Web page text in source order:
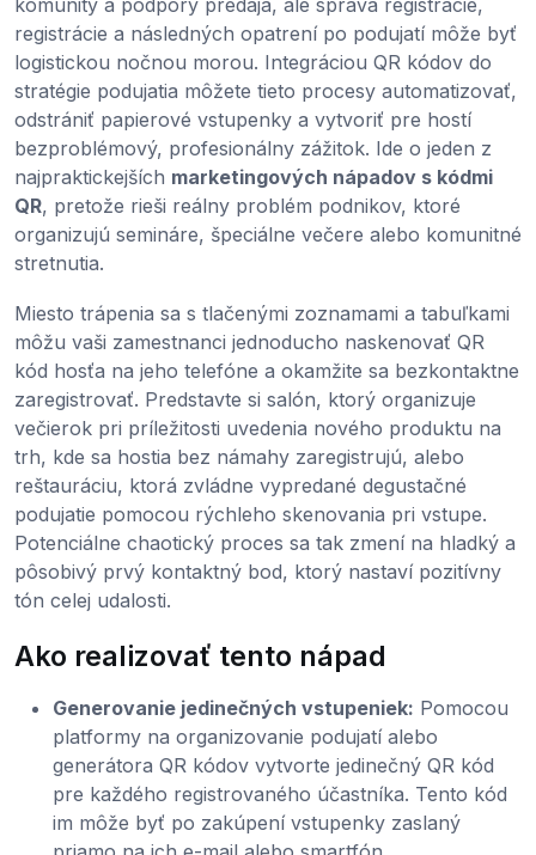
komunity a podpory predaja, ale správa registrácie,
registrácie a následných opatrení po podujatí môže byť
logistickou nočnou morou. Integráciou QR kódov do
stratégie podujatia môžete tieto procesy automatizovať,
odstrániť papierové vstupenky a vytvoriť pre hostí
bezproblémový, profesionálny zážitok. Ide o jeden z
najpraktickejších marketingových nápadov s kódmi
QR, pretože rieši reálny problém podnikov, ktoré
organizujú semináre, špeciálne večere alebo komunitné
stretnutia.
Miesto trápenia sa s tlačenými zoznamami a tabuľkami
môžu vaši zamestnanci jednoducho naskenovať QR
kód hosťa na jeho telefóne a okamžite sa bezkontaktne
zaregistrovať. Predstavte si salón, ktorý organizuje
večierok pri príležitosti uvedenia nového produktu na
trh, kde sa hostia bez námahy zaregistrujú, alebo
reštauráciu, ktorá zvládne vypredané degustačné
podujatie pomocou rýchleho skenovania pri vstupe.
Potenciálne chaotický proces sa tak zmení na hladký a
pôsobivý prvý kontaktný bod, ktorý nastaví pozitívny
tón celej udalosti.
Ako realizovať tento nápad
Generovanie jedinečných vstupeniek: Pomocou
platformy na organizovanie podujatí alebo
generátora QR kódov vytvorte jedinečný QR kód
pre každého registrovaného účastníka. Tento kód
im môže byť po zakúpení vstupenky zaslaný